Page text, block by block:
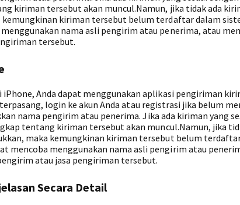
kiriman tersebut akan muncul.Namun, jika tidak ada
kemungkinan kiriman tersebut belum terdaftar dalam
nama asli pengirim atau penerima, atau
tersebut.
iPhone, Anda dapat menggunakan aplikasi pengiriman
login ke akun Anda atau registrasi jika belum
nama pengirim atau penerima. Jika ada kiriman yang
tentang kiriman tersebut akan muncul.Namun, jika
maka kemungkinan kiriman tersebut belum
mencoba menggunakan nama asli pengirim atau
atau jasa pengiriman tersebut.
Secara Detail